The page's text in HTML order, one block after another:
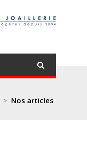
> Nos articles